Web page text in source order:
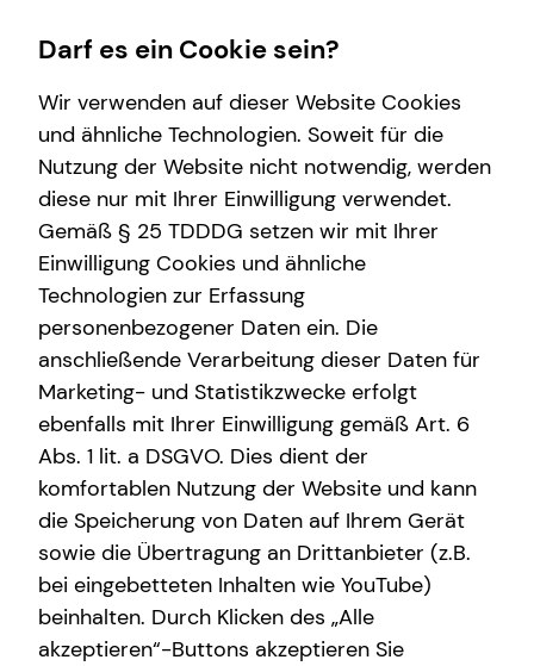
Wissenswertes
Über tecis
Finanzberatung
Spezialisten-Netzwerk
Investment
Betriebliche Altersvorsorge
Arbeitnehmende
Unternehmen
bAV-Bausteine für Unternehmen
Service
Kundenportal
Schadenabwicklung
Matthias Bosch
Spezialist für betriebliche Altersversorgung
E-Mail Anruf
matthias.bosch@tecis.de
Tiergartenstraße 29
47533 Kleve
+49 (152) 06439607
Darf es ein Cookie sein?
Wir verwenden auf dieser Website Cookies
und ähnliche Technologien. Soweit für die
Nutzung der Website nicht notwendig, werden
diese nur mit Ihrer Einwilligung verwendet.
Gemäß § 25 TDDDG setzen wir mit Ihrer
Einwilligung Cookies und ähnliche
Technologien zur Erfassung
personenbezogener Daten ein. Die
anschließende Verarbeitung dieser Daten für
Marketing- und Statistikzwecke erfolgt
ebenfalls mit Ihrer Einwilligung gemäß Art. 6
Abs. 1 lit. a DSGVO. Dies dient der
komfortablen Nutzung der Website und kann
die Speicherung von Daten auf Ihrem Gerät
sowie die Übertragung an Drittanbieter (z.B.
bei eingebetteten Inhalten wie YouTube)
beinhalten. Durch Klicken des „Alle
akzeptieren“-Buttons akzeptieren Sie